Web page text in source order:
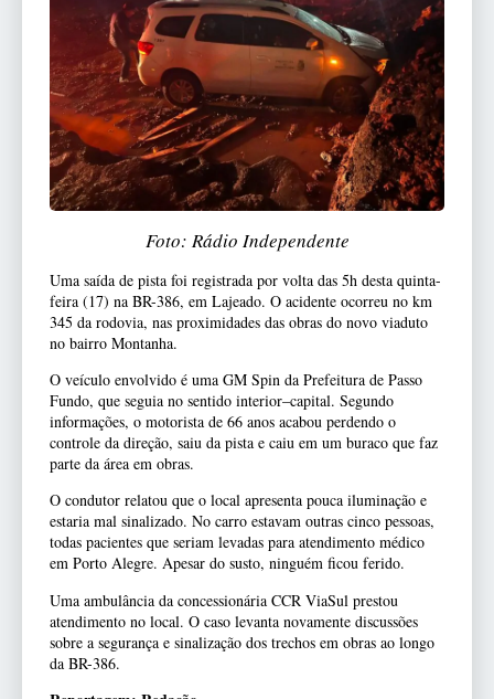
Foto: Rádio Independente
Uma saída de pista foi registrada por volta das 5h desta quinta-
feira (17) na BR-386, em Lajeado. O acidente ocorreu no km
345 da rodovia, nas proximidades das obras do novo viaduto
no bairro Montanha.
O veículo envolvido é uma GM Spin da Prefeitura de Passo
Fundo, que seguia no sentido interior–capital. Segundo
informações, o motorista de 66 anos acabou perdendo o
controle da direção, saiu da pista e caiu em um buraco que faz
parte da área em obras.
O condutor relatou que o local apresenta pouca iluminação e
estaria mal sinalizado. No carro estavam outras cinco pessoas,
todas pacientes que seriam levadas para atendimento médico
em Porto Alegre. Apesar do susto, ninguém ficou ferido.
Uma ambulância da concessionária CCR ViaSul prestou
atendimento no local. O caso levanta novamente discussões
sobre a segurança e sinalização dos trechos em obras ao longo
da BR-386.